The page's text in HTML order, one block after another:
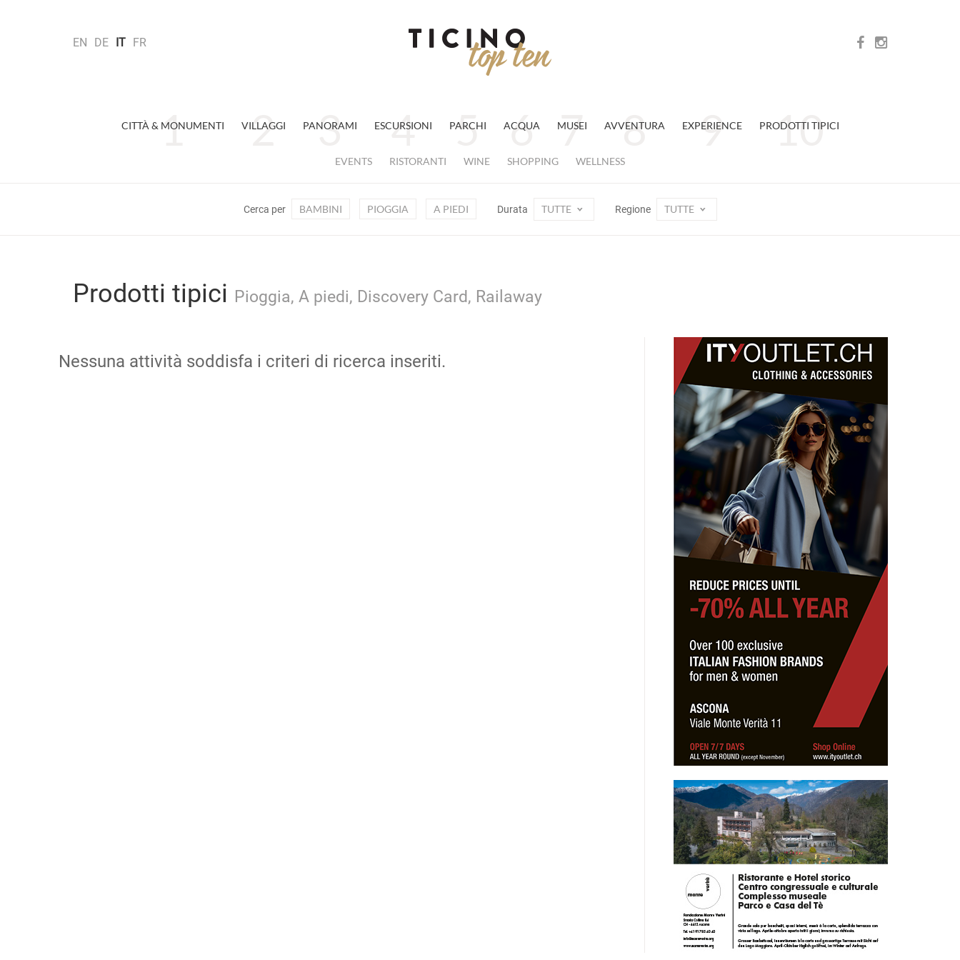
EN DE IT FR
CITTÀ & MONUMENTI VILLAGGI PANORAMI ESCURSIONI PARCHI ACQUA MUSEI AVVENTURA EXPERIENCE PRODOTTI TIPICI
EVENTS RISTORANTI WINE SHOPPING WELLNESS
Cerca per BAMBINI PIOGGIA A PIEDI Durata TUTTE Regione TUTTE
Prodotti tipici Pioggia, A piedi, Discovery Card, Railaway
Nessuna attività soddisfa i criteri di ricerca inseriti.